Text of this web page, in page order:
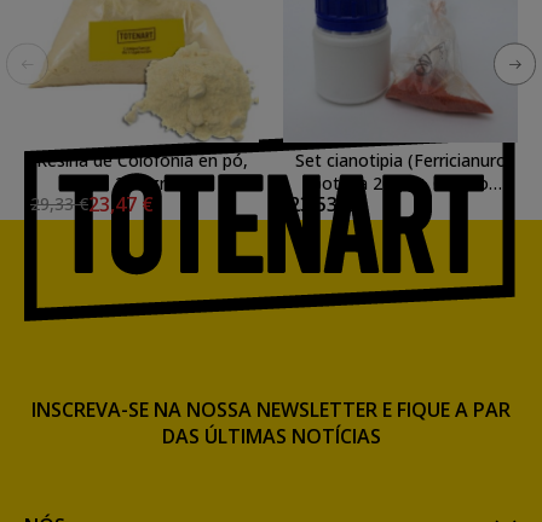
Resina de Colofonia en pó,
250 gr.
29,33 €23,47 €
Set cianotipia (Ferricianuro
potasa 20gr. + Citrato
ferrico 50gr.)
23,53 €
INSCREVA-SE NA NOSSA NEWSLETTER E FIQUE A PAR
DAS ÚLTIMAS NOTÍCIAS